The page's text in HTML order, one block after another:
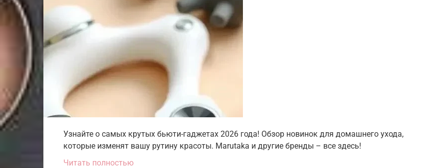
Узнайте о самых крутых бьюти-гаджетах 2026 года! Обзор новинок для домашнего ухода,
которые изменят вашу рутину красоты. Marutaka и другие бренды – все здесь!
Читать полностью